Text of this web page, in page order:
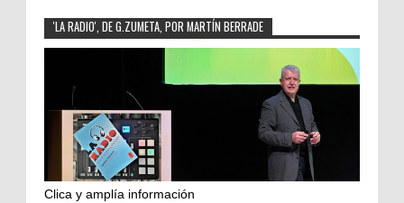
'LA RADIO', DE G.ZUMETA, POR MARTÍN BERRADE
Clica y amplía información